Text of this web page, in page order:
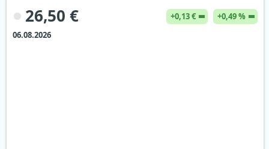
26,50 € +0,13 €
+0,49 %
06.08.2026